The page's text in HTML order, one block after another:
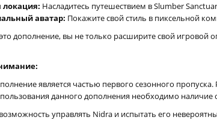
локация: Насладитесь путешествием в Slumber
аватар: Покажите свой стиль в пиксельной
дополнение, вы не только расширите свой
является частью первого сезонного
данного дополнения необходимо
управлять Nidra и испытать его